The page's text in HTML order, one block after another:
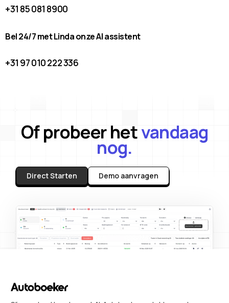
+31 85 081 8900
Bel 24/7 met Linda onze AI assistent
+31 97 010 222 336
Of probeer hetvandaag
nog.
Direct Starten Demo aanvragen